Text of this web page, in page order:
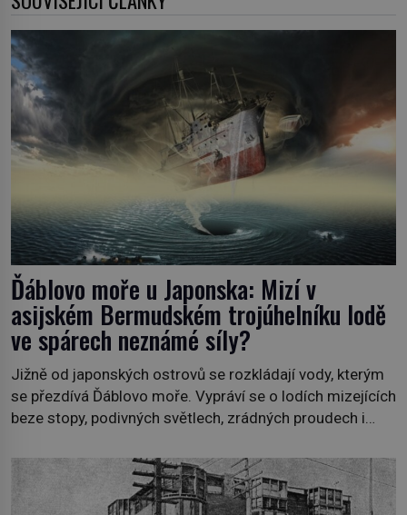
Ďáblovo moře u Japonska: Mizí v
asijském Bermudském trojúhelníku lodě
ve spárech neznámé síly?
Jižně od japonských ostrovů se rozkládají vody, kterým
se přezdívá Ďáblovo moře. Vypráví se o lodích mizejících
beze stopy, podivných světlech, zrádných proudech i
dávných legendách. Je tichomořský Dračí trojúhelník
skutečně prokletým místem, nebo se zde jen
nebezpečná příroda proměnila v jednu z